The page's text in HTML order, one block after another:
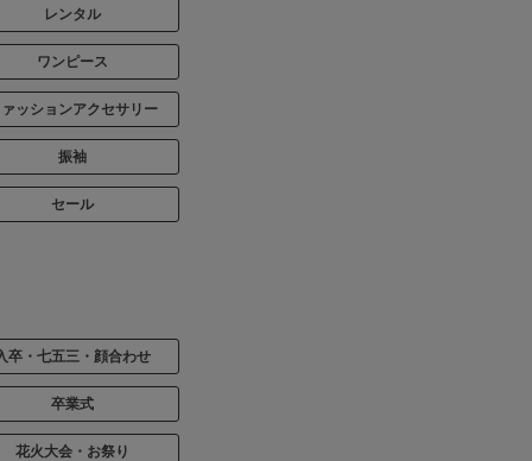
レンタル
ワンピース
ッションアクセサリー
振袖
セール
卒・七五三・顔合わせ
卒業式
花火大会・お祭り